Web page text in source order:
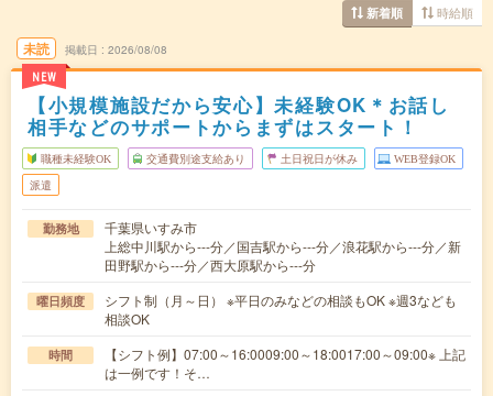
新着順 時給順
未読
NEW
掲載日 2026/08/08
【小規模施設だから安心】未経験OK＊お話し
相手などのサポートからまずはスタート！
職種未経験OK 交通費別途支給あり 土日祝日が休み WEB登録OK
派遣
勤務地
千葉県いすみ市
上総中川駅から---分／国吉駅から---分／浪花駅から---分／新
田野駅から---分／西大原駅から---分
曜日頻度
シフト制（月～日） ※平日のみなどの相談もOK ※週3なども
相談OK
時間
【シフト例】07:00～16:0009:00～18:0017:00～09:00※ 上記
は一例です！そ…